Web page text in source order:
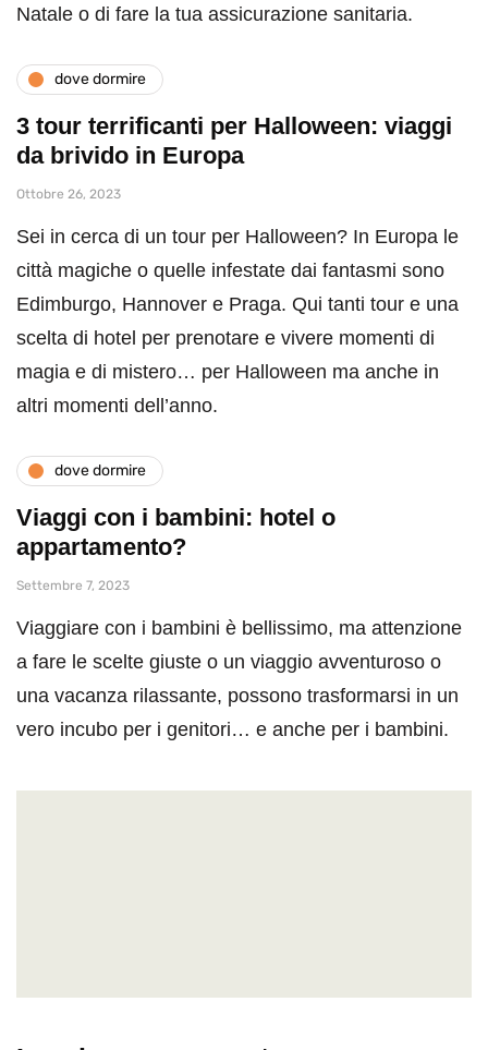
Natale o di fare la tua assicurazione sanitaria.
dove dormire
3 tour terrificanti per Halloween: viaggi
da brivido in Europa
Ottobre 26, 2023
Sei in cerca di un tour per Halloween? In Europa le
città magiche o quelle infestate dai fantasmi sono
Edimburgo, Hannover e Praga. Qui tanti tour e una
scelta di hotel per prenotare e vivere momenti di
magia e di mistero… per Halloween ma anche in
altri momenti dell’anno.
dove dormire
Viaggi con i bambini: hotel o
appartamento?
Settembre 7, 2023
Viaggiare con i bambini è bellissimo, ma attenzione
a fare le scelte giuste o un viaggio avventuroso o
una vacanza rilassante, possono trasformarsi in un
vero incubo per i genitori… e anche per i bambini.